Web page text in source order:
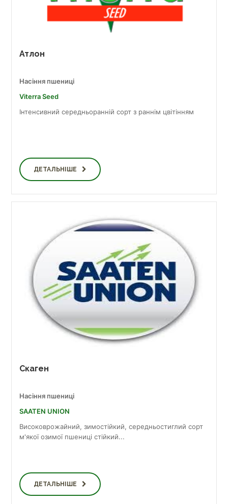
Атлон
Насіння пшениці
Viterra Seed
Інтенсивний середньоранній сорт з раннім цвітінням
ДЕТАЛЬНІШЕ
Скаген
Насіння пшениці
SAATEN UNION
Високоврожайний, зимостійкий, середньостиглий сорт
м'якої озимої пшениці стійкий...
ДЕТАЛЬНІШЕ